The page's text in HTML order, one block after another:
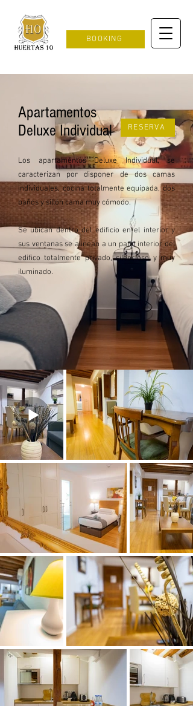
BOOKING
Apartamentos
Deluxe Individual
RESERVA
Los apartamentos Deluxe Individual, se
caracterizan por disponer de dos camas
individuales, cocina totalmente equipada, dos
baños y sillón cama muy cómodo.
Se ubican dentro del edificio en el interior y
sus ventanas se alinean a un patio interior del
edifico totalmente privado, silencioso y muy
iluminado.